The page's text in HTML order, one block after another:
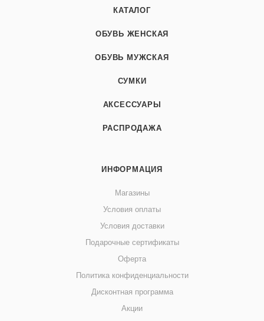
КАТАЛОГ
ОБУВЬ ЖЕНСКАЯ
ОБУВЬ МУЖСКАЯ
СУМКИ
АКСЕССУАРЫ
РАСПРОДАЖА
ИНФОРМАЦИЯ
Магазины
Условия оплаты
Условия доставки
Подарочные сертификаты
Оферта
Политика конфиденциальности
Дисконтная программа
Акции